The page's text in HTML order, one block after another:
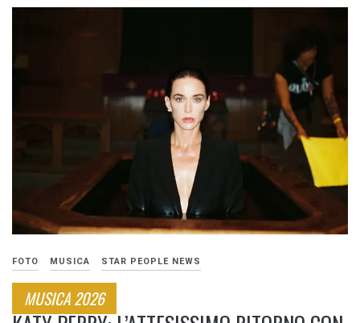
FOTO MUSICA STAR PEOPLE NEWS
MUSICA 2026